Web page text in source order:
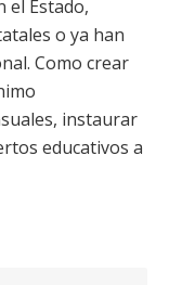
el Estado,
o ya han
Como crear
instaurar
educativos a